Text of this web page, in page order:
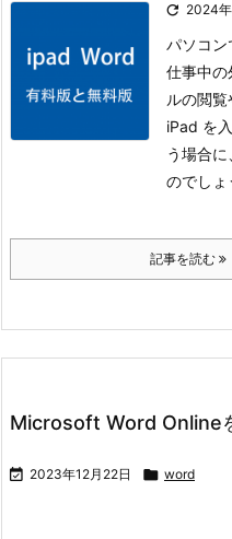
 2024
パソコン
仕事中の
ルの閲覧
iPad を
う場合
のでしょ
記事を読む
Microsoft Word Online
 2023年12月22日  word